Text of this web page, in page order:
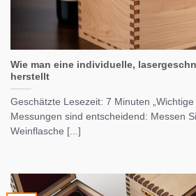
Wie man eine individuelle,
herstellt
Geschätzte Lesezeit: 7 Minuten
Messungen sind entscheidend: Messen
Weinflasche [...]